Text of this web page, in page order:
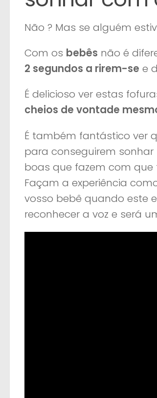
Não ? Mas se alguém
Com os bebês não é
2 segundos a rirem-se e
É delicioso ver estas
cheios de vontade
É também fantástico ver
para conseguirem sonhar
boas que fazem com que
Façam a experiência
vosso bebê quando este
reconhecer a voz e será